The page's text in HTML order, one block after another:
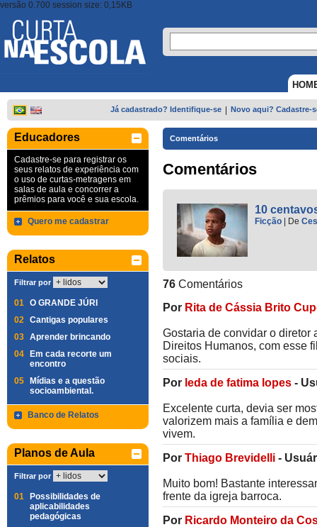
versão 0.700 session size: 0,15KB
Já cadastrado? Identifique-se Novo aqui? Cadastre-
Educadores
Cadastre-se para registrar os
seus relatos de experiência com
o uso de curtas-metragens em
salas de aula e concorrer a
prêmios para você e sua escola.
Quero me cadastrar
Relatos
Filtrar por
01 O GRANDE JÚRI
02 Cantigas populares
03 Aprender brincando
04
Em cada recorte um
encontro
05
Mídias e a questão
socioambiental.
Banco de Relatos
Planos de Aula
Filtrar por
01
Possibilidades de
aplicabilidades
pedagógicas
Comentários
Comentários
10
Ficção De
76 Comentários
Por Rita de Cássia Brito
Gostaria de convidar o diretor
Direitos Humanos, com esse
sociais.
Por leda de fatima lopes -
Excelente curta, devia ser
valorizem mais a família e
vivem.
Por Thiago Brevidelli -
Muito bom! Bastante
frente da igreja barroca.
Por Ricardo Monteiro da